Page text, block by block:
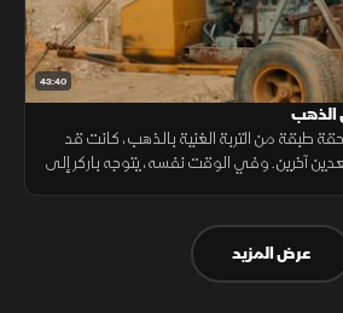
43:40
طبقة من التربة الغنية بالذهب، كانت قد
آخرين. وفي الوقت نفسه، يتوجه باركر إلى
عرض المزيد